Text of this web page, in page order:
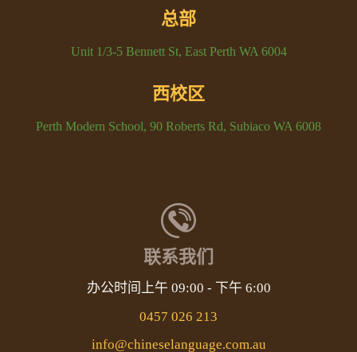
总部
Unit 1/3-5 Bennett St, East Perth WA 6004
西校区
Perth Modern School, 90 Roberts Rd, Subiaco WA 6008
联系我们
办公时间上午 09:00 - 下午 6:00
0457 026 213
info@chineselanguage.com.au